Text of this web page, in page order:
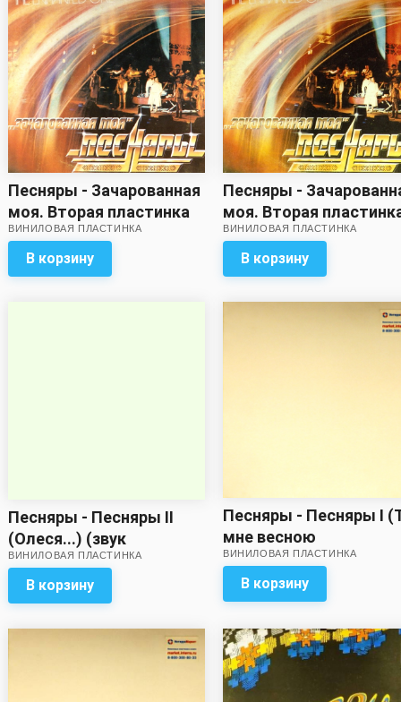
Песняры - Зачарованная
моя. Вторая пластинка
(обложка на три с
минусом)
ВИНИЛОВАЯ ПЛАСТИНКА
В корзину
Песняры -
моя. Вторая
(обложка на три с
минусом)
ВИНИЛОВАЯ ПЛАСТИНКА
В корзину
Песняры - Песняры II
(Олеся...) (звук
приближен к
отличному!)
ВИНИЛОВАЯ ПЛАСТИНКА
В корзину
Песняры - Песняры I
мне весною
приснилась...)
ВИНИЛОВАЯ ПЛАСТИНКА
В корзину